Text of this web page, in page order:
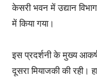
केसरी भवन में उद्यान
में किया गया।
इस प्रदर्शनी के मुख्य
दूसरा मियाजकी की